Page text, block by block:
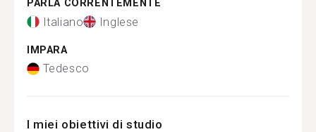
PARLA CORRENTEMENTE
Italiano Inglese
IMPARA
Tedesco
I miei obiettivi di studio